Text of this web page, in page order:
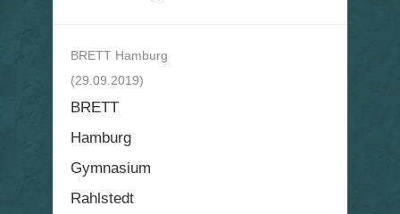
BRETT Hamburg
(29.09.2019)
BRETT
Hamburg
Gymnasium
Rahlstedt